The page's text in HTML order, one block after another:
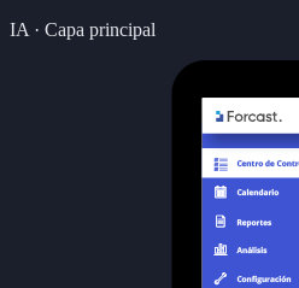
IA · Capa principal